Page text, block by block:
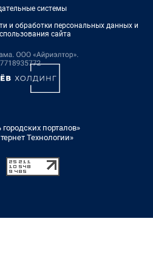
системы
и обработки персональных данных и
сайта
порталов»
Технологии»